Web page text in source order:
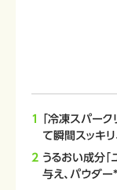
「冷凍スパー
て瞬間スッキ
うるおい成分
与え、パウダ